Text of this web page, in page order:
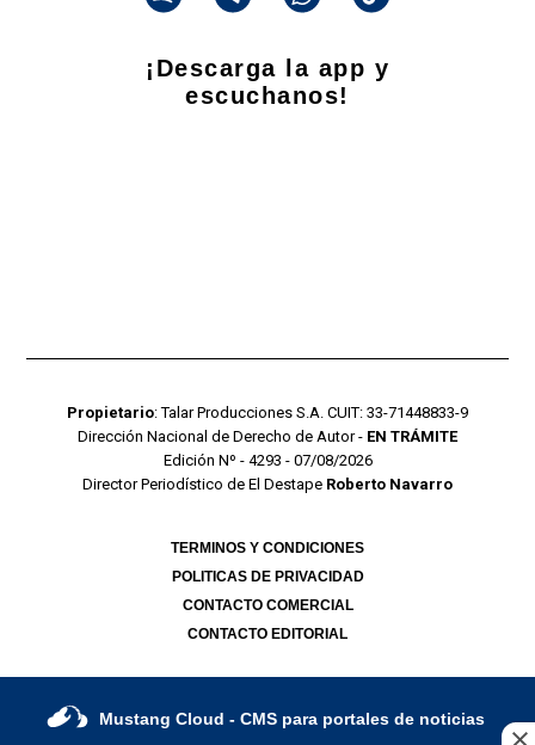
¡Descarga la app y
escuchanos!
Propietario: Talar Producciones S.A. CUIT: 33-71448833-9
Dirección Nacional de Derecho de Autor - EN TRÁMITE
Edición Nº - 4293 - 07/08/2026
Director Periodístico de El Destape Roberto Navarro
TERMINOS Y CONDICIONES
POLITICAS DE PRIVACIDAD
CONTACTO COMERCIAL
CONTACTO EDITORIAL
Mustang Cloud - CMS para portales de noticias